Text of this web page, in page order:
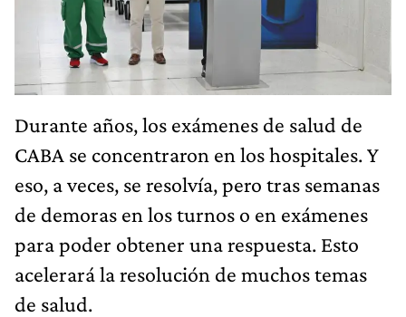
Durante años, los exámenes de salud de
CABA se concentraron en los hospitales. Y
eso, a veces, se resolvía, pero tras semanas
de demoras en los turnos o en exámenes
para poder obtener una respuesta. Esto
acelerará la resolución de muchos temas
de salud.